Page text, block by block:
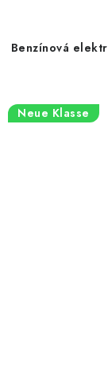
Benzínová
Neue Klasse